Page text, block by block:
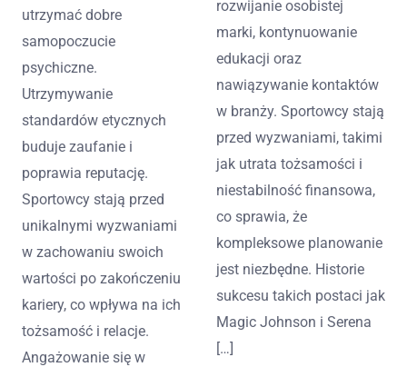
utrzymać dobre
samopoczucie
psychiczne.
Utrzymywanie
standardów etycznych
buduje zaufanie i
poprawia reputację.
Sportowcy stają przed
unikalnymi wyzwaniami
w zachowaniu swoich
wartości po zakończeniu
kariery, co wpływa na ich
tożsamość i relacje.
Angażowanie się w
rozwijanie osobistej
marki, kontynuowanie
edukacji oraz
nawiązywanie kontaktów
w branży. Sportowcy stają
przed wyzwaniami, takimi
jak utrata tożsamości i
niestabilność finansowa,
co sprawia, że
kompleksowe planowanie
jest niezbędne. Historie
sukcesu takich postaci jak
Magic Johnson i Serena
[…]